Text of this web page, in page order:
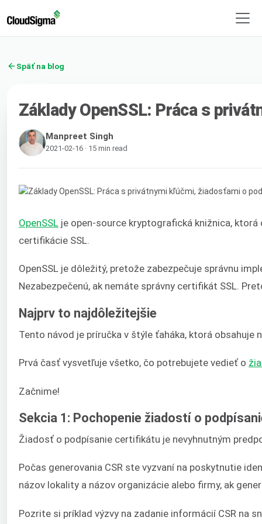
Späť na blog
Základy OpenSSL: Práca s
Manpreet Singh
2021-02-16 · 15 min read
OpenSSL je open-source kryptografická knižnica,
certifikácie SSL.
OpenSSL je dôležitý, pretože zabezpečuje správnu
Nezabezpečenú, ak nemáte správny certifikát SSL.
Najprv to najdôležitejšie
Tento návod je príručka v štýle ťaháka, ktorá obsahuje
Prvá časť vysvetľuje všetko, čo potrebujete vedieť o
Začnime!
Sekcia 1: Pochopenie žiadostí o
Žiadosť o podpísanie certifikátu je nevyhnutným
Počas generovania CSR ste vyzvaní na poskytnutie
názov lokality a názov organizácie alebo firmy, ak
Pozrite si príklad výzvy na zadanie informácií CSR na